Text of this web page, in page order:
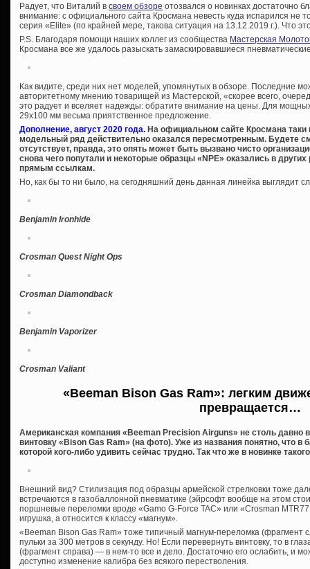
Радует, что Виталий в своем обзоре отозвался о новинках достаточно
внимание: с официального сайта Кросмана невесть куда испарился не
серия «Elite» (по крайней мере, такова ситуация на 13.12.2019 г.). Что
P.S. Благодаря помощи наших коллег из сообщества Мастерская
Кросмана все же удалось разыскать замаскировавшиеся
Как видите, среди них нет моделей, упомянутых в обзоре. Последние
авторитетному мнению товарищей из Мастерской, «скорее всего,
это радует и вселяет надежды: обратите внимание на цены. Для
29х100 мм весьма приятственное предложение.
Дополнение, август 2020 года. На официальном сайте Кросмана
модельный ряд действительно оказался пересмотренным. Будете
отсутствует, правда, это опять может быть вызвано чисто
снова чего попутали и некоторые образцы «NPE» оказались в
прямым ссылкам.
Но, как бы то ни было, на сегодняшний день данная линейка выглядит
Benjamin Ironhide
Crosman Quest Night Ops
Crosman Diamondback
Benjamin Vaporizer
Crosman Valiant
«Beeman Bison Gas Ram»: легким
превращается…
Американская компания «Beeman Precision Airguns» не столь
винтовку «Bison Gas Ram» (на фото). Уже из названия понятно, что в
которой кого-либо удивить сейчас трудно. Так что же в новинке
Внешний вид? Стилизация под образцы армейской стрелковки тоже
встречаются в газобаллонной пневматике (эйрсофт вообще на этом
поршневые переломки вроде «Gamo G-Force TAC» или «Crosman
игрушка, а относится к классу «магнум».
«Beeman Bison Gas Ram» тоже типичный магнум-переломка (фрагмент
пульки за 300 метров в секунду. Но! Если перевернуть винтовку, то в
(фрагмент справа) — в нем-то все и дело. Достаточно его ослабить, и
доступно изменение калибра без всякого перестволения.